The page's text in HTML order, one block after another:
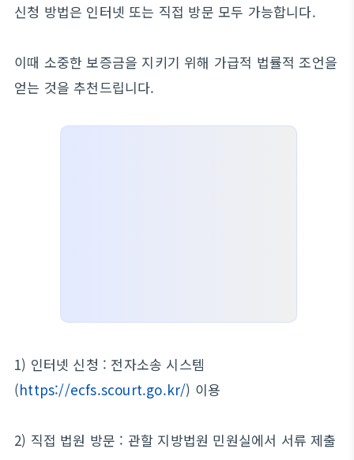
신청 방법은 인터넷 또는 직접 방문 모두 가능합니다.
이때 소중한 보증금을 지키기 위해 가급적 법률적 조언을
얻는 것을 추천드립니다.
1) 인터넷 신청 : 전자소송 시스템
(https://ecfs.scourt.go.kr/) 이용
2) 직접 법원 방문 : 관할 지방법원 민원실에서 서류 제출